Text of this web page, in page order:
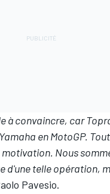
à convaincre, car
en MotoGP.
Nous
d'une telle opération,
Pavesio.